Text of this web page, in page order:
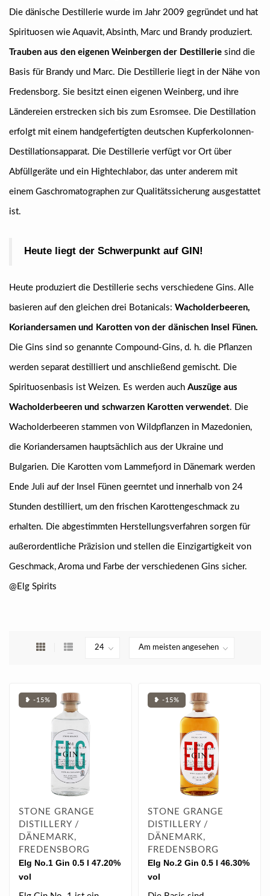
Die dänische Destillerie wurde im Jahr 2009 gegründet und hat
Spirituosen wie Aquavit, Absinth, Marc und Brandy produziert.
Trauben aus den eigenen Weinbergen der Destillerie sind die
Basis für Brandy und Marc. Die Destillerie liegt in der Nähe von
Fredensborg. Sie besitzt einen eigenen Weinberg, und ihre
Ländereien erstrecken sich bis zum Esromsee. Die Destillation
erfolgt mit einem handgefertigten deutschen Kupferkolonnen-
Destillationsapparat. Die Destillerie verfügt vor Ort über
Abfüllgeräte und ein Hightechlabor, das unter anderem mit
einem Gaschromatographen zur Qualitätssicherung ausgestattet
ist.
Heute liegt der Schwerpunkt auf GIN!
Heute produziert die Destillerie sechs verschiedene Gins. Alle
basieren auf den gleichen drei Botanicals: Wacholderbeeren,
Koriandersamen und Karotten von der dänischen Insel Fünen.
Die Gins sind so genannte Compound-Gins, d. h. die Pflanzen
werden separat destilliert und anschließend gemischt. Die
Spirituosenbasis ist Weizen. Es werden auch Auszüge aus
Wacholderbeeren und schwarzen Karotten verwendet. Die
Wacholderbeeren stammen von Wildpflanzen in Mazedonien,
die Koriandersamen hauptsächlich aus der Ukraine und
Bulgarien. Die Karotten vom Lammefjord in Dänemark werden
Ende Juli auf der Insel Fünen geerntet und innerhalb von 24
Stunden destilliert, um den frischen Karottengeschmack zu
erhalten. Die abgestimmten Herstellungsverfahren sorgen für
außerordentliche Präzision und stellen die Einzigartigkeit von
Geschmack, Aroma und Farbe der verschiedenen Gins sicher.
@Elg Spirits
❥ -15%
STONE GRANGE
DISTILLERY /
DÄNEMARK,
FREDENSBORG
Elg No.1 Gin 0.5 l 47.20%
vol
❥ -15%
STONE GRANGE
DISTILLERY /
DÄNEMARK,
FREDENSBORG
Elg No.2 Gin 0.5 l 46.30%
vol